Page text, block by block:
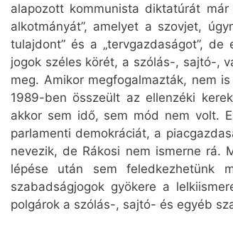
alapozott kommunista diktatúrát
alkotmányát”, amelyet a szovjet,
tulajdont” és a „tervgazdaságot”,
jogok széles körét, a szólás-, sajtó-,
meg. Amikor megfogalmazták, nem
1989-ben összeült az ellenzéki
akkor sem idő, sem mód nem volt.
parlamenti demokráciát, a
nevezik, de Rákosi nem ismerne rá.
lépése után sem feledkezhetünk
szabadságjogok gyökere a
polgárok a szólás-, sajtó- és egyéb